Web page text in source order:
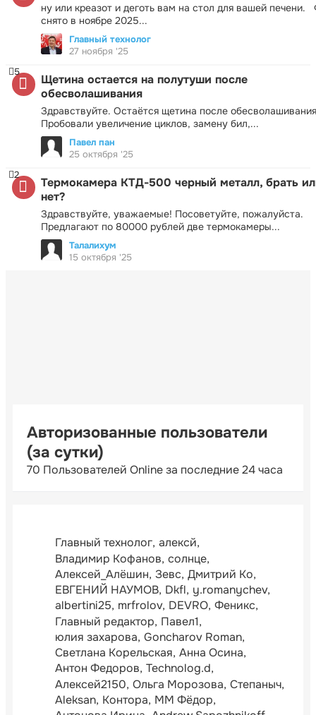
ну или креазот и деготь вам на стол для вашей печени.
снято в ноябре 2025...
Главный технолог
27 ноября '25
Щетина остается на полутуши после
обесволашивания
Здравствуйте. Остаётся щетина после
Пробовали увеличение циклов, замену бил,...
5
Павел пан
25 октября '25
Термокамера КТД-500 черный металл, брать
нет?
Здравствуйте, уважаемые! Посоветуйте, пожалуйста.
Предлагают по 80000 рублей две термокамеры...
2
Талалихум
15 октября '25
Авторизованные пользователи
(за сутки)
70 Пользователей Online за последние 24 часа
Главный технолог алексй
Владимир Кофанов солнце
Алексей_Алёшин Зевс Дмитрий Ко
ЕВГЕНИЙ НАУМОВ Dkfl y.romanychev
albertini25 mrfrolov DEVRO Феникс
Главный редактор Павел1
юлия захарова Goncharov Roman
Светлана Корельская Анна Осина
Антон Федоров Technolog.d
Алексей2150 Ольга Морозова Степаныч
Aleksan Контора ММ Фёдор